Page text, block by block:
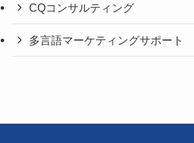
CQコンサルティング
多言語マーケティングサポート